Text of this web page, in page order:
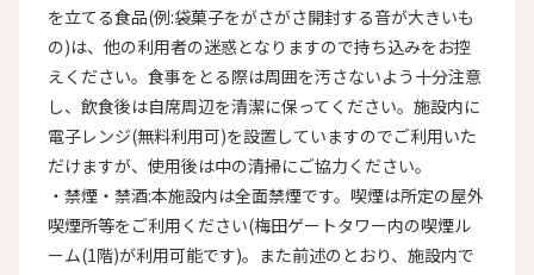
を立てる食品(例:袋菓子をがさがさ開封する音が大きいも
の)は、他の利用者の迷惑となりますので持ち込みをお控
えください。食事をとる際は周囲を汚さないよう十分注意
し、飲食後は自席周辺を清潔に保ってください。施設内に
電子レンジ(無料利用可)を設置していますのでご利用いた
だけますが、使用後は中の清掃にご協力ください。
・禁煙・禁酒:本施設内は全面禁煙です。喫煙は所定の屋外
喫煙所等をご利用ください(梅田ゲートタワー内の喫煙ル
ーム(1階)が利用可能です)。また前述のとおり、施設内で